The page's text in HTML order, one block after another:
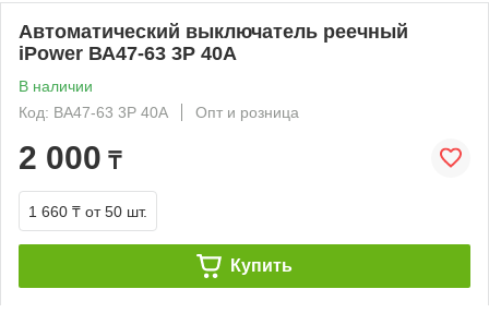
Автоматический выключатель реечный
iPower ВА47-63 3Р 40А
В наличии
Код: ВА47-63 3Р 40А
Опт и розница
2 000 ₸
1 660 ₸ от 50 шт.
Купить